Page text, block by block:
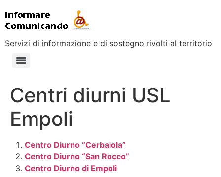
Servizi di informazione e di sostegno rivolti al territorio
Centri diurni USL
Empoli
Centro Diurno “Cerbaiola”
Centro Diurno “San Rocco”
Centro Diurno di Empoli